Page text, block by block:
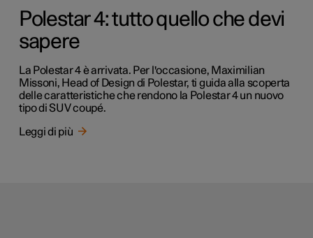
Polestar 4: tutto quello che devi
sapere
La Polestar 4 è arrivata. Per l'occasione, Maximilian
Missoni, Head of Design di Polestar, ti guida alla scoperta
delle caratteristiche che rendono la Polestar 4 un nuovo
tipo di SUV coupé.
Leggi di più